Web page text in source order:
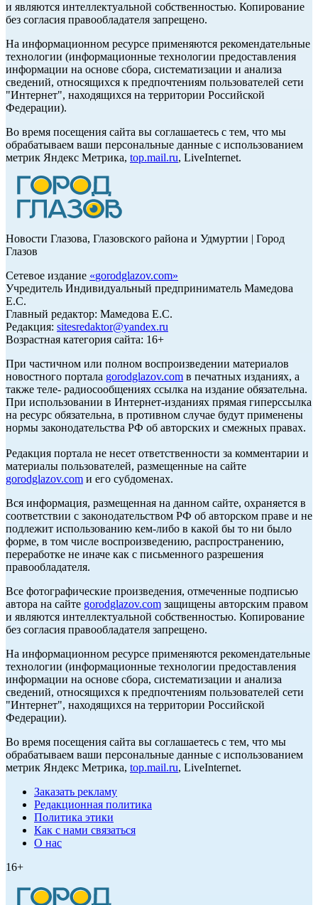
и являются интеллектуальной собственностью. Копирование
без согласия правообладателя запрещено.
На информационном ресурсе применяются рекомендательные
технологии (информационные технологии предоставления
информации на основе сбора, систематизации и анализа
сведений, относящихся к предпочтениям пользователей сети
"Интернет", находящихся на территории Российской
Федерации).
Во время посещения сайта вы соглашаетесь с тем, что мы
обрабатываем ваши персональные данные с использованием
метрик Яндекс Метрика, top.mail.ru, LiveInternet.
Новости Глазова, Глазовского района и Удмуртии | Город
Глазов
Сетевое издание «gorodglazov.com»
Учредитель Индивидуальный предприниматель Мамедова
Е.С.
Главный редактор: Мамедова Е.С.
Редакция: sitesredaktor@yandex.ru
Возрастная категория сайта: 16+
При частичном или полном воспроизведении материалов
новостного портала gorodglazov.com в печатных изданиях, а
также теле- радиосообщениях ссылка на издание обязательна.
При использовании в Интернет-изданиях прямая гиперссылка
на ресурс обязательна, в противном случае будут применены
нормы законодательства РФ об авторских и смежных правах.
Редакция портала не несет ответственности за комментарии и
материалы пользователей, размещенные на сайте
gorodglazov.com и его субдоменах.
Вся информация, размещенная на данном сайте, охраняется в
соответствии с законодательством РФ об авторском праве и не
подлежит использованию кем-либо в какой бы то ни было
форме, в том числе воспроизведению, распространению,
переработке не иначе как с письменного разрешения
правообладателя.
Все фотографические произведения, отмеченные подписью
автора на сайте gorodglazov.com защищены авторским правом
и являются интеллектуальной собственностью. Копирование
без согласия правообладателя запрещено.
На информационном ресурсе применяются рекомендательные
технологии (информационные технологии предоставления
информации на основе сбора, систематизации и анализа
сведений, относящихся к предпочтениям пользователей сети
"Интернет", находящихся на территории Российской
Федерации).
Во время посещения сайта вы соглашаетесь с тем, что мы
обрабатываем ваши персональные данные с использованием
метрик Яндекс Метрика, top.mail.ru, LiveInternet.
Заказать рекламу
Редакционная политика
Политика этики
Как с нами связаться
О нас
16+